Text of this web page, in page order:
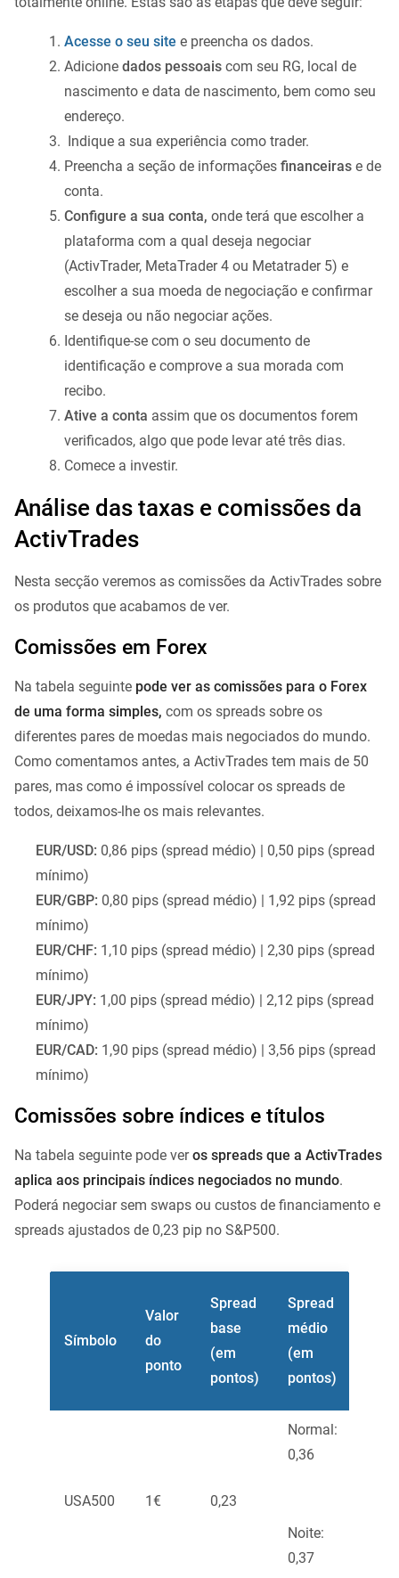
Acesse o seu site e preencha os dados.
Adicione dados pessoais com seu RG, local de
nascimento e data de nascimento, bem como seu
endereço.
Indique a sua experiência como trader.
Preencha a seção de informações financeiras e de
conta.
Configure a sua conta, onde terá que escolher a
plataforma com a qual deseja negociar
(ActivTrader, MetaTrader 4 ou Metatrader 5) e
escolher a sua moeda de negociação e confirmar
se deseja ou não negociar ações.
Identifique-se com o seu documento de
identificação e comprove a sua morada com
recibo.
Ative a conta assim que os documentos forem
verificados, algo que pode levar até três dias.
Comece a investir.
Análise das taxas e comissões da
ActivTrades
Nesta secção veremos as comissões da ActivTrades sobre
os produtos que acabamos de ver.
Comissões em Forex
Na tabela seguinte pode ver as comissões para o Forex
de uma forma simples, com os spreads sobre os
diferentes pares de moedas mais negociados do mundo.
Como comentamos antes, a ActivTrades tem mais de 50
pares, mas como é impossível colocar os spreads de
todos, deixamos-lhe os mais relevantes.
EUR/USD: 0,86 pips (spread médio) | 0,50 pips (spread
mínimo)
EUR/GBP: 0,80 pips (spread médio) | 1,92 pips (spread
mínimo)
EUR/CHF: 1,10 pips (spread médio) | 2,30 pips (spread
mínimo)
EUR/JPY: 1,00 pips (spread médio) | 2,12 pips (spread
mínimo)
EUR/CAD: 1,90 pips (spread médio) | 3,56 pips (spread
mínimo)
Comissões sobre índices e títulos
Na tabela seguinte pode veros spreads que a ActivTrades
aplica aos principais índices negociados no mundo.
Poderá negociar sem swaps ou custos de financiamento e
spreads ajustados de 0,23 pip no S&P500.
Símbolo
Valor
do
ponto
Spread
base
(em
pontos)
Spread
médio
(em
pontos)
USA500 1€ 0,23
Normal:
0,36
Noite:
0,37